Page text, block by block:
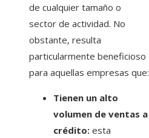
de cualquier tamaño o
sector de actividad. No
obstante, resulta
particularmente beneficioso
para aquellas empresas que:
Tienen un alto
volumen de ventas a
crédito: esta